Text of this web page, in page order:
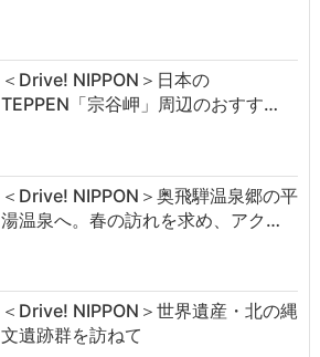
＜Drive! NIPPON＞日本の
TEPPEN「宗谷岬」周辺のおすす…
＜Drive! NIPPON＞奥飛騨温泉郷の平
湯温泉へ。春の訪れを求め、アク…
＜Drive! NIPPON＞世界遺産・北の縄
文遺跡群を訪ねて